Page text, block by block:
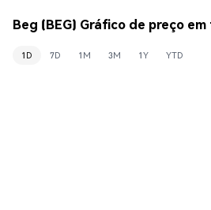
Beg (BEG) Gráfico de preço
1D 7D 1M 3M 1Y YTD